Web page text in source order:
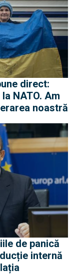
direct:
NATO. Am
noastră
de panică
internă